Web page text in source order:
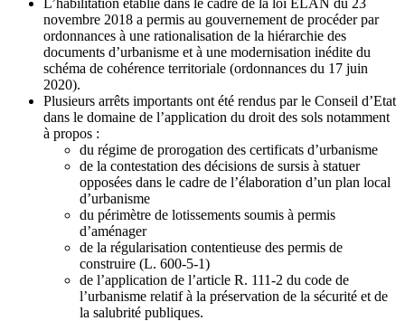
novembre 2018 a permis au gouvernement de procéder par
ordonnances à une rationalisation de la hiérarchie des
documents d’urbanisme et à une modernisation inédite du
schéma de cohérence territoriale (ordonnances du 17 juin
2020).
Plusieurs arrêts importants ont été rendus par le Conseil d’Etat
dans le domaine de l’application du droit des sols notamment
à propos :
du régime de prorogation des certificats d’urbanisme
de la contestation des décisions de sursis à statuer
opposées dans le cadre de l’élaboration d’un plan local
d’urbanisme
du périmètre de lotissements soumis à permis
d’aménager
de la régularisation contentieuse des permis de
construire (L. 600-5-1)
de l’application de l’article R. 111-2 du code de
l’urbanisme relatif à la préservation de la sécurité et de
la salubrité publiques.